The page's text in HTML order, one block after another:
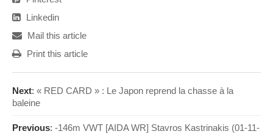
Linkedin
Mail this article
Print this article
Next: « RED CARD » : Le Japon reprend la chasse à la
baleine
Previous: -146m VWT [AIDA WR] Stavros Kastrinakis (01-11-